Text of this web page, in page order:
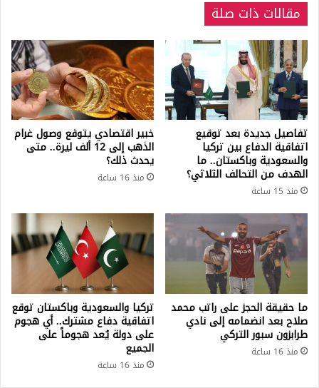
مقالات ذات صلة
تفاصيل جديدة بعد توقيع
اتفاقية الدفاع بين تركيا
والسعودية وباكستان.. ما
الهدف من التحالف الثلاثي؟
منذ 15 ساعة
خبير اقتصادي يتوقع وصول غرام
الذهب إلى 12 ألف ليرة.. متى
يحدث ذلك؟
منذ 16 ساعة
ما حقيقة الحجز على راتب محمد
صلاح بعد انضمامه إلى نادي
طرابزون سبور التركي
منذ 16 ساعة
تركيا والسعودية وباكستان توقع
اتفاقية دفاع مشترك.. أي هجوم
على دولة يُعد هجوماً على
الجميع
منذ 16 ساعة